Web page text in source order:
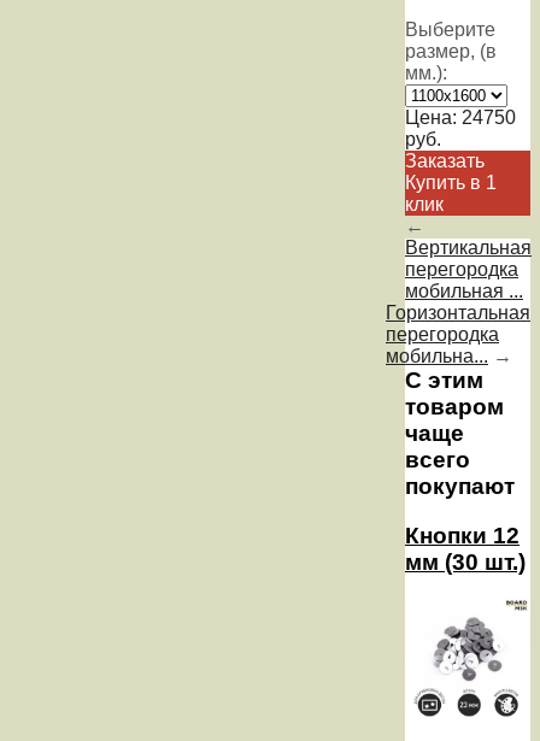
Выберите
размер, (в
мм.):
Цена: 24750
руб.
Заказать
Купить в 1
клик
←
Вертикальная
перегородка
мобильная ...
Горизонтальная
перегородка
мобильна... →
С этим
товаром
чаще
всего
покупают
Кнопки 12
мм (30 шт.)